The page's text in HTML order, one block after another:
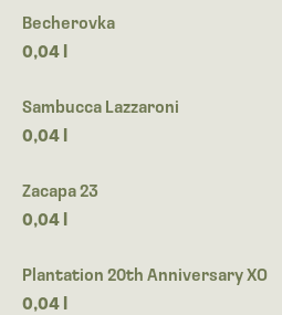
Becherovka
0,04 l
Sambucca Lazzaroni
0,04 l
Zacapa 23
0,04 l
Plantation 20th Anniversary XO
0,04 l